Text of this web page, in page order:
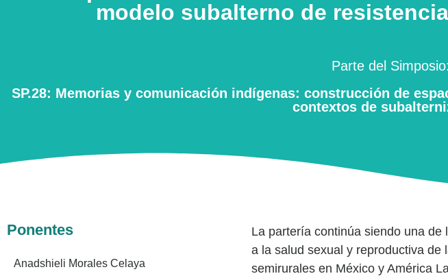
modelo subalterno de
Parte del Simposio:
SP.28: Memorias y comunicación indígenas: construcción de
contextos de
Ponentes
Anadshieli Morales Celaya
La partería continúa siendo una
a la salud sexual y reproductiva de
semirurales en México y América